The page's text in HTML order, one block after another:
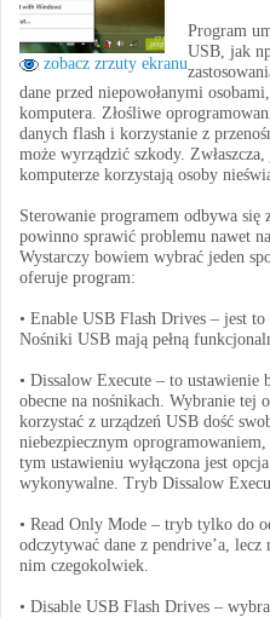
zobacz zrzuty ekranu
Program
USB, jak
dane przed niepowołanymi
komputera. Złośliwe
danych flash i korzystanie z
może wyrządzić szkody.
komputerze korzystają osoby
Sterowanie programem odbywa się
powinno sprawić problemu nawet
Wystarczy bowiem wybrać jeden
oferuje program:
• Enable USB Flash Drives – jest
Nośniki USB mają pełną
• Dissalow Execute – to
obecne na nośnikach. Wybranie tej
korzystać z urządzeń USB dość
niebezpiecznym
tym ustawieniu wyłączona jest
wykonywalne. Tryb Dissalow
• Read Only Mode – tryb tylko do
odczytywać dane z pendrive’a,
nim czegokolwiek.
• Disable USB Flash Drives –